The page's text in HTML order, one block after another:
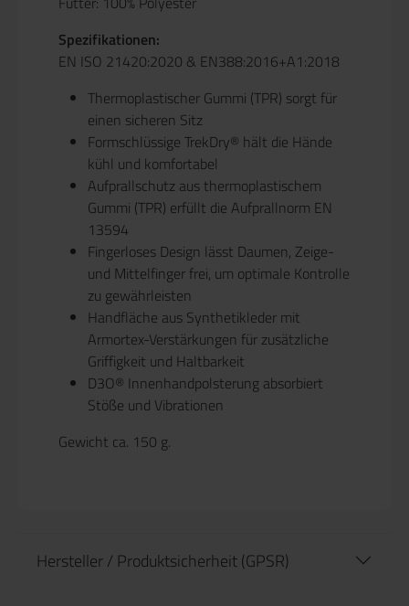
Spezifikationen:
EN ISO 21420:2020 & EN388:2016+A1:2018
Thermoplastischer Gummi (TPR) sorgt für
einen sicheren Sitz
Formschlüssige TrekDry® hält die Hände
kühl und komfortabel
Aufprallschutz aus thermoplastischem
Gummi (TPR) erfüllt die Aufprallnorm EN
13594
Fingerloses Design lässt Daumen, Zeige-
und Mittelfinger frei, um optimale Kontrolle
zu gewährleisten
Handfläche aus Synthetikleder mit
Armortex-Verstärkungen für zusätzliche
Griffigkeit und Haltbarkeit
D3O® Innenhandpolsterung absorbiert
Stöße und Vibrationen
Gewicht ca. 150 g.
Hersteller / Produktsicherheit (GPSR)